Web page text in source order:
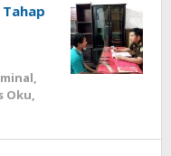
,
Oku,